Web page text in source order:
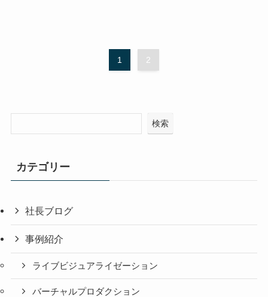
1 2
検索
カテゴリー
社長ブログ
事例紹介
ライブビジュアライゼーション
バーチャルプロダクション